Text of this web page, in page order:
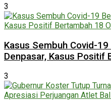
3
Kasus Sembuh Covid-
Denpasar, Kasus Positif
3